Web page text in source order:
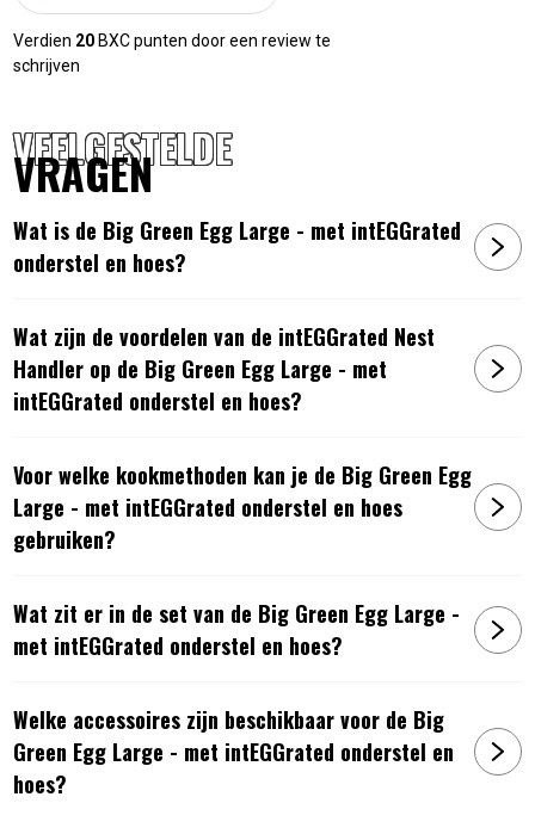
De Big Green Egg Large bestaat uit keramiek en
roestvrijstaal. Voor het aanmaken van de barbecue wordt
houtskool gebruikt. De Big Green Egg verbruikt zeer weinig
houtskool hoeft toe te voegen. Door de dikke keramische
wanden wordt de warmte goed vastgehouden. De barbecue
is tevens vorstbestendig. In de keramische deksel van de
Egg Large zit een thermometer.
Mochten er vragen zijn neem dan gerust contact met ons op!
Artikelnummer:
Verdien 20 BXC punten door een review te
schrijven
VEELGESTELDE
VRAGEN
Wat is de Big Green Egg Large - met intEGGrated
onderstel en hoes?
Wat zijn de voordelen van de intEGGrated Nest
Handler op de Big Green Egg Large - met
intEGGrated onderstel en hoes?
Voor welke kookmethoden kan je de Big Green Egg
Large - met intEGGrated onderstel en hoes
gebruiken?
Wat zit er in de set van de Big Green Egg Large -
met intEGGrated onderstel en hoes?
Welke accessoires zijn beschikbaar voor de Big
Green Egg Large - met intEGGrated onderstel en
hoes?